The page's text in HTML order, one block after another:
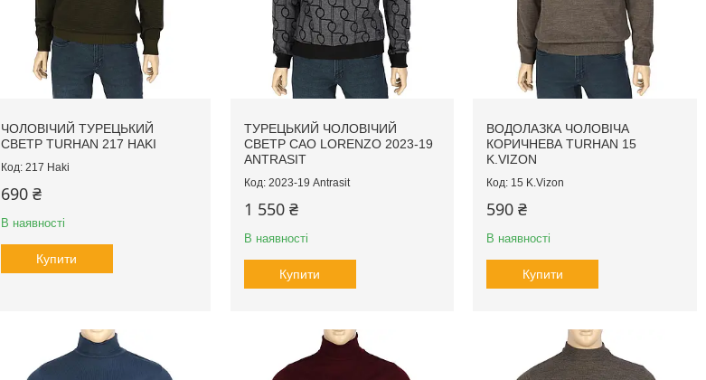
ЧОЛОВІЧИЙ ТУРЕЦЬКИЙ
СВЕТР TURHAN 217 HAKI
217 Haki
690 ₴
В наявності
Купити
ТУРЕЦЬКИЙ ЧОЛОВІЧИЙ
СВЕТР CAO LORENZO 2023-19
ANTRASIT
2023-19 Antrasit
1 550 ₴
В наявності
Купити
ВОДОЛАЗКА ЧОЛОВІЧА
КОРИЧНЕВА TURHAN 15
K.VIZON
15 K.Vizon
590 ₴
В наявності
Купити